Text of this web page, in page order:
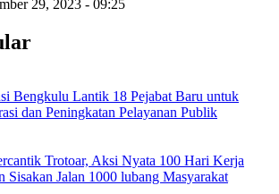
29, 2023 - 09:25
Bengkulu Lantik 18 Pejabat Baru untuk
dan Peningkatan Pelayanan Publik
Trotoar, Aksi Nyata 100 Hari Kerja
Sisakan Jalan 1000 lubang Masyarakat